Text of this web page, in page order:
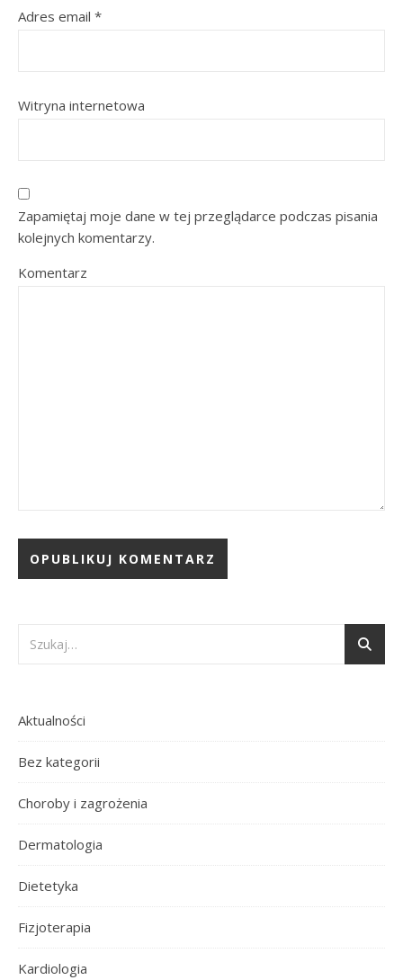
Adres email *
Witryna internetowa
Zapamiętaj moje dane w tej przeglądarce podczas pisania
kolejnych komentarzy.
Komentarz
Aktualności
Bez kategorii
Choroby i zagrożenia
Dermatologia
Dietetyka
Fizjoterapia
Kardiologia